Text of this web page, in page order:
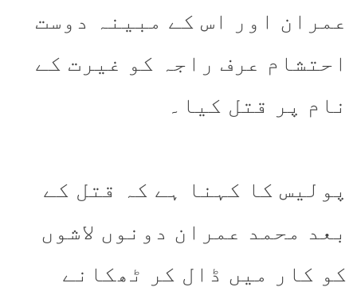
عمران اور اس کے مبینہ دوست
احتشام عرف راجہ کو غیرت کے
نام پر قتل کیا۔
پولیس کا کہنا ہے کہ قتل کے
بعد محمد عمران دونوں لاشوں
کو کار میں ڈال کر ٹھکانے